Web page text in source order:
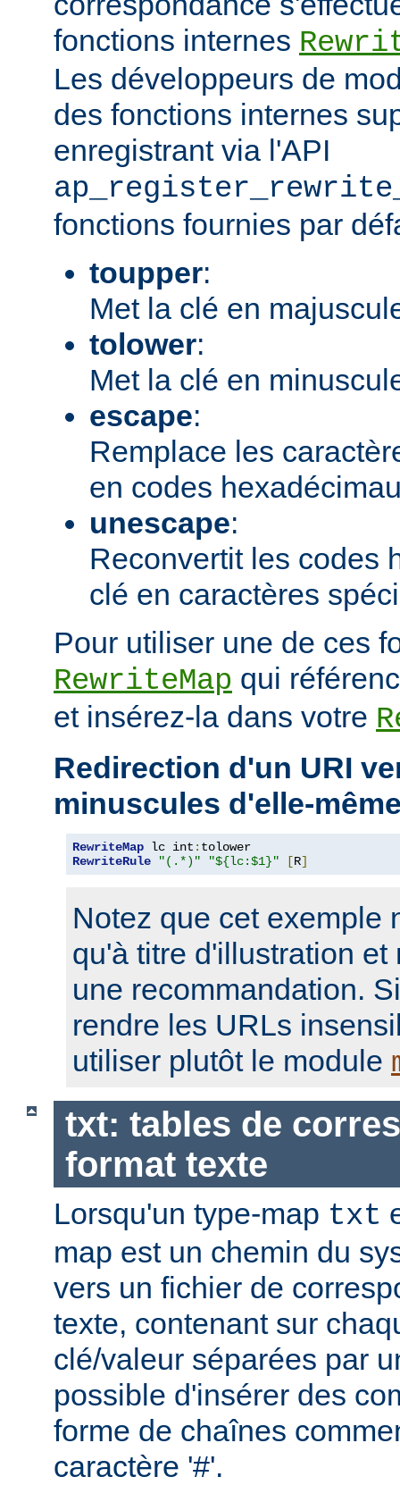
fonctions internes
Les développeurs de
des fonctions internes
enregistrant via l'API
fonctions fournies par
toupper:
Met la clé en
tolower:
Met la clé en
escape:
Remplace les
en codes
unescape:
Reconvertit les codes
clé en caractères
Pour utiliser une de ces
RewriteMap qui
et insérez-la dans votre
Redirection d'un URI
minuscules d'elle-
RewriteMap lc int :
RewriteRule
"(.*)" "${lc:$1}" [R]
Notez que cet exemple
qu'à titre d'illustration et
une recommandation.
rendre les URLs
utiliser plutôt le module
txt: tables de
format texte
Lorsqu'un type-map txt
map est un chemin du
vers un fichier de
texte, contenant sur
clé/valeur séparées par
possible d'insérer des
forme de chaînes
caractère '#'.